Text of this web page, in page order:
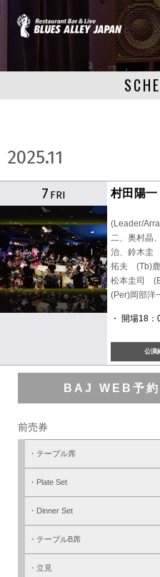
2025.11
7 FRI 村田陽
(Leader/
二、奥村晶
治、鈴木圭
拓夫 (Tb)鹿
松本圭司
(Per)岡部洋
・ 開場18
公演
BAJ WEB予約
前売券
・テーブル席
・Plate Set
・Dinner Set
・テーブルB席
・立見